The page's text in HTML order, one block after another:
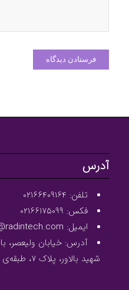
آدرس
تلفن: ۰۲۱۶۶۴۰۹۱۶۴
فکس: ۰۲۱۶۶۱۷۵۰۹۹
ایمیل: info@radintech.com
آدرس: خیابان ولیعصر،
شهید بالاور، پلاک ۷، طبقه‌ی همکف، واحد ۱۶